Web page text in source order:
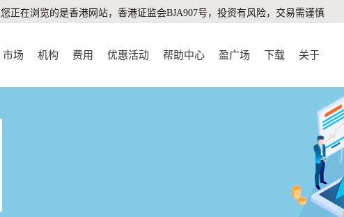
您正在浏览的是香港网站，香港证监会BJA907号，投资有风险，交易需谨慎
市场 机构 费用 优惠活动 帮助中心 盈广场 下载 关于